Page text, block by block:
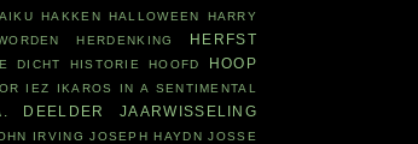
HAKKEN HALLOWEEN
HARRY
HERDENKING HERFST
DICHT HISTORIE HOOFD HOOP
IEZ IKAROS
IN A SENTIMENTAL
DEELDER
JAARWISSELING
IRVING JOSEPH HAYDN JOSSE